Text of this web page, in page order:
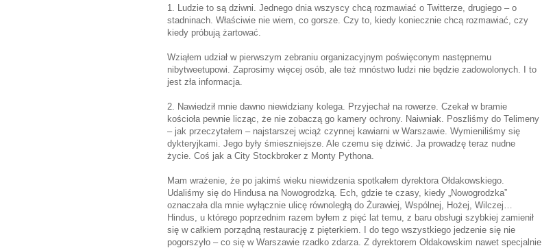
1. Ludzie to są dziwni. Jednego dnia wszyscy chcą rozmawiać o Twitterze, drugiego – o
stadninach. Właściwie nie wiem, co gorsze. Czy to, kiedy koniecznie chcą rozmawiać, czy
kiedy próbują żartować.
Wziąłem udział w pierwszym zebraniu organizacyjnym poświęconym następnemu
nibytweetupowi. Zaprosimy więcej osób, ale też mnóstwo ludzi nie będzie zadowolonych. I to
jest zła informacja.
2. Nawiedził mnie dawno niewidziany kolega. Przyjechał na rowerze. Czekał w bramie
kościoła pewnie licząc, że nie zobaczą go kamery ochrony. Naiwniak. Poszliśmy do Telimeny
– jak przeczytałem – najstarszej wciąż czynnej kawiarni w Warszawie. Wymieniliśmy się
dykteryjkami. Jego były śmieszniejsze. Ale czemu się dziwić. Ja prowadzę teraz nudne
życie. Coś jak a City Stockbroker z Monty Pythona.
Mam wrażenie, że po jakimś wieku niewidzenia spotkałem dyrektora Ołdakowskiego.
Udaliśmy się do Hindusa na Nowogrodzką. Ech, gdzie te czasy, kiedy „Nowogrodzka”
oznaczała dla mnie wyłącznie ulicę równoległą do Żurawiej, Wspólnej, Hożej, Wilczej…
Hindus, u którego poprzednim razem byłem z pięć lat temu, z baru obsługi szybkiej zamienił
się w całkiem porządną restaurację z pięterkiem. I do tego wszystkiego jedzenie się nie
pogorszyło – co się w Warszawie rzadko zdarza. Z dyrektorem Ołdakowskim nawet specjalnie